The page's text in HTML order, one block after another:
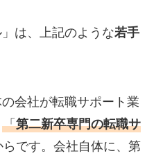
は、上記のような若手
会社が転職サポート業
「第二新卒専門の転職サ
です。会社自体に、第